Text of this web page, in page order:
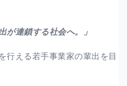
が連鎖する社会へ。」
行える若手事業家の輩出を目